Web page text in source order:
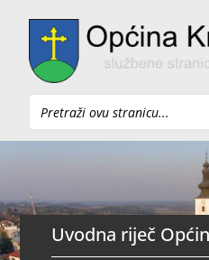
Pretraži
Uvodna riječ